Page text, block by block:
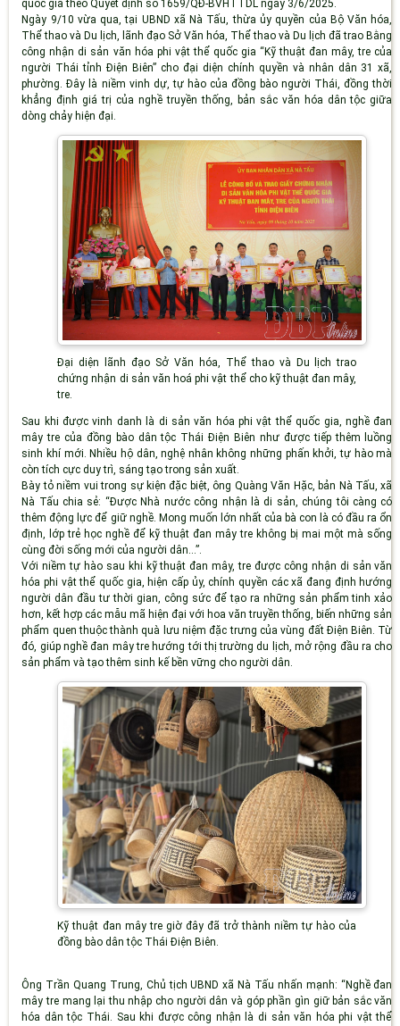
quốc gia theo Quyết định số 1659/QĐ-BVHTTDL ngày 3/6/2025.
Ngày 9/10 vừa qua, tại UBND xã Nà Tấu, thừa ủy quyền của Bộ Văn hóa,
Thể thao và Du lịch, lãnh đạo Sở Văn hóa, Thể thao và Du lịch đã trao Bằng
công nhận di sản văn hóa phi vật thể quốc gia “Kỹ thuật đan mây, tre của
người Thái tỉnh Điện Biên” cho đại diện chính quyền và nhân dân 31 xã,
phường. Đây là niềm vinh dự, tự hào của đồng bào người Thái, đồng thời
khẳng định giá trị của nghề truyền thống, bản sắc văn hóa dân tộc giữa
dòng chảy hiện đại.
Đại diện lãnh đạo Sở Văn hóa, Thể thao và Du lịch trao
chứng nhận di sản văn hoá phi vật thể cho kỹ thuật đan mây,
tre.
Sau khi được vinh danh là di sản văn hóa phi vật thể quốc gia, nghề đan
mây tre của đồng bào dân tộc Thái Điện Biên như được tiếp thêm luồng
sinh khí mới. Nhiều hộ dân, nghệ nhân không những phấn khởi, tự hào mà
còn tích cực duy trì, sáng tạo trong sản xuất.
Bày tỏ niềm vui trong sự kiện đặc biệt, ông Quàng Văn Hặc, bản Nà Tấu, xã
Nà Tấu chia sẻ: “Được Nhà nước công nhận là di sản, chúng tôi càng có
thêm động lực để giữ nghề. Mong muốn lớn nhất của bà con là có đầu ra ổn
định, lớp trẻ học nghề để kỹ thuật đan mây tre không bị mai một mà sống
cùng đời sống mới của người dân...”.
Với niềm tự hào sau khi kỹ thuật đan mây, tre được công nhận di sản văn
hóa phi vật thể quốc gia, hiện cấp ủy, chính quyền các xã đang định hướng
người dân đầu tư thời gian, công sức để tạo ra những sản phẩm tinh xảo
hơn,
kết hợp các mẫu mã hiện đại với hoa văn truyền thống, biến những sản
phẩm quen thuộc thành quà lưu niệm đặc trưng của vùng đất Điện Biên. Từ
đó, giúp nghề đan mây tre hướng tớithị trường du lịch, mở rộng đầu ra cho
sản phẩm và tạo thêm sinh kế bền vững cho người dân.
Kỹ thuật đan mây tre giờ đây đã trở thành niềm tự hào của
đồng bào dân tộc Thái Điện Biên.
Ông Trần Quang Trung, Chủ tịch UBND xã Nà Tấu nhấn mạnh: “ Nghề đan
mây tre mang lại thu nhập cho người dân và góp phần gìn giữ bản sắc văn
hóa dân tộc Thái. Sau khi được công nhận là di sản văn hóa phi vật thể